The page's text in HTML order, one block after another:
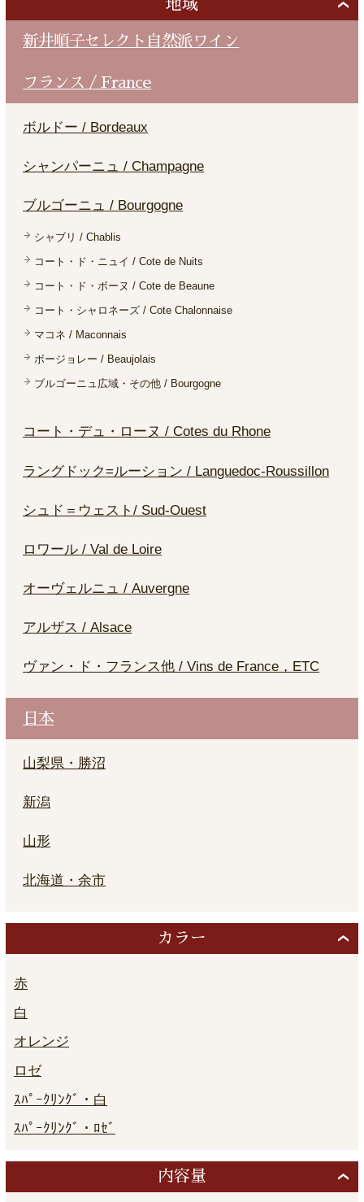
地域
新井順子セレクト自然派ワイン
フランス / France
ボルドー / Bordeaux
シャンパーニュ / Champagne
ブルゴーニュ / Bourgogne
シャブリ / Chablis
コート・ド・ニュイ / Cote de Nuits
コート・ド・ボーヌ / Cote de Beaune
コート・シャロネーズ / Cote Chalonnaise
マコネ / Maconnais
ボージョレー / Beaujolais
ブルゴーニュ広域・その他 / Bourgogne
コート・デュ・ローヌ / Cotes du Rhone
ラングドック=ルーション / Languedoc-Roussillon
シュド＝ウェスト/ Sud-Ouest
ロワール / Val de Loire
オーヴェルニュ / Auvergne
アルザス / Alsace
ヴァン・ド・フランス他 / Vins de France，ETC
日本
山梨県・勝沼
新潟
山形
北海道・余市
カラー
赤
白
オレンジ
ロゼ
ｽﾊﾟｰｸﾘﾝｸﾞ・白
ｽﾊﾟｰｸﾘﾝｸﾞ・ﾛｾﾞ
内容量